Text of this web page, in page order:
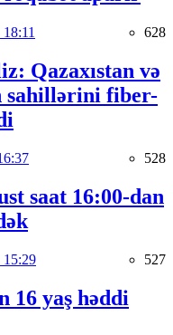
628
Qazaxıstan və
sahillərini fiber-
528
saat 16:00-dan
15:29 527
16 yaş həddi